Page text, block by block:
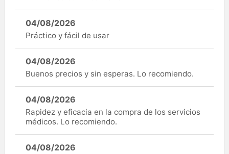
04/08/2026
Práctico y fácil de usar
04/08/2026
Buenos precios y sin esperas. Lo recomiendo.
04/08/2026
Rapidez y eficacia en la compra de los servicios
médicos. Lo recomiendo.
04/08/2026